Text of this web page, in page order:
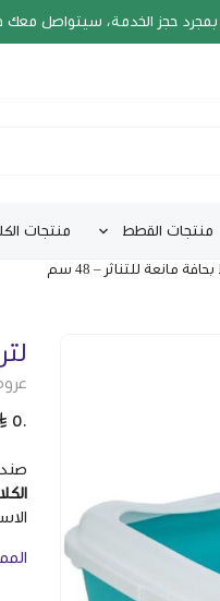
بمجرد حجز الخدمة، سيتواصل معك
منتجات القطط منتجات
مانعة للتناثر – 48 سم
٥٠
صندوق